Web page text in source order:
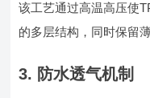
该工艺通过高温高压使
的多层结构，同时保留
3. 防水透气机制